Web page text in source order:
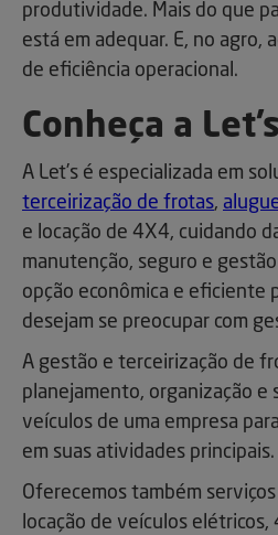
produtividade. Mais do que
está em adequar. E, no agro,
de eficiência operacional.
Conheça a Let’s
A Let’s é especializada em
terceirização de frotas,
e locação de 4X4, cuidando
manutenção, seguro e
opção econômica e eficiente
desejam se preocupar com
A gestão e terceirização de
planejamento, organização e
veículos de uma empresa
em suas atividades principais.
Oferecemos também
locação de veículos